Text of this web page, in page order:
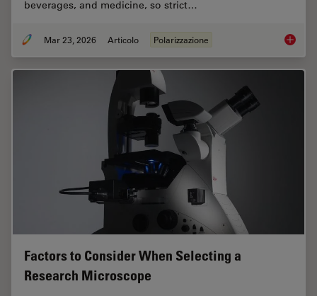
beverages, and medicine, so strict…
Mar 23, 2026 Articolo Polarizzazione
Factors to Consider When Selecting a
Research Microscope